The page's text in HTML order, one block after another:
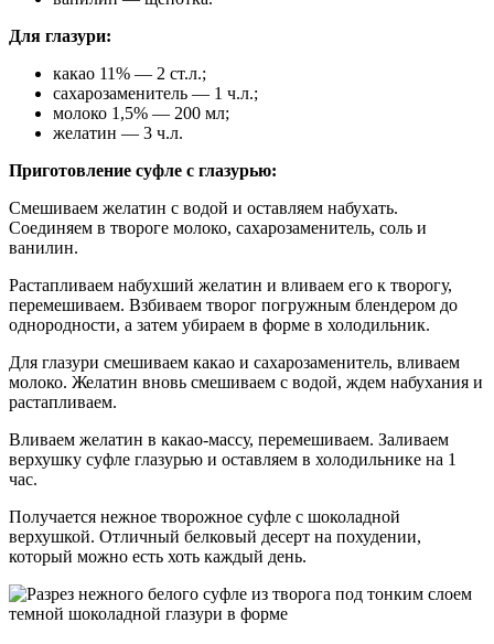
Для глазури:
какао 11% — 2 ст.л.;
сахарозаменитель — 1 ч.л.;
молоко 1,5% — 200 мл;
желатин — 3 ч.л.
Приготовление суфле с глазурью:
Смешиваем желатин с водой и оставляем набухать.
Соединяем в твороге молоко, сахарозаменитель, соль и
ванилин.
Растапливаем набухший желатин и вливаем его к творогу,
перемешиваем. Взбиваем творог погружным блендером до
однородности, а затем убираем в форме в холодильник.
Для глазури смешиваем какао и сахарозаменитель, вливаем
молоко. Желатин вновь смешиваем с водой, ждем набухания и
растапливаем.
Вливаем желатин в какао-массу, перемешиваем. Заливаем
верхушку суфле глазурью и оставляем в холодильнике на 1
час.
Получается нежное творожное суфле с шоколадной
верхушкой. Отличный белковый десерт на похудении,
который можно есть хоть каждый день.